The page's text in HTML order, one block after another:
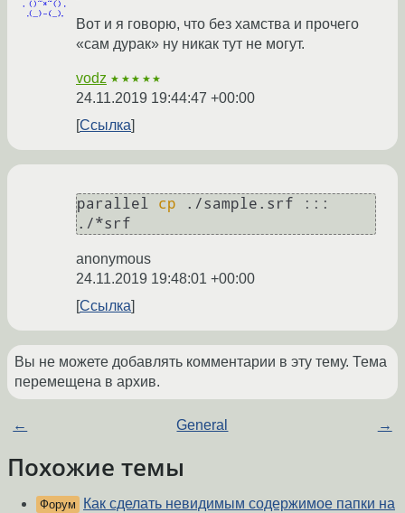
Вот и я говорю, что без хамства и прочего
«сам дурак» ну никак тут не могут.
vodz ★★★★★
24.11.2019 19:44:47 +00:00
Ссылка
parallel cp ./sample.srf :::
anonymous
24.11.2019 19:48:01 +00:00
Ссылка
Вы не можете добавлять комментарии в эту тему. Тема
перемещена в архив.
← General →
Похожие темы
Форум
Как сделать невидимым содержимое папки на